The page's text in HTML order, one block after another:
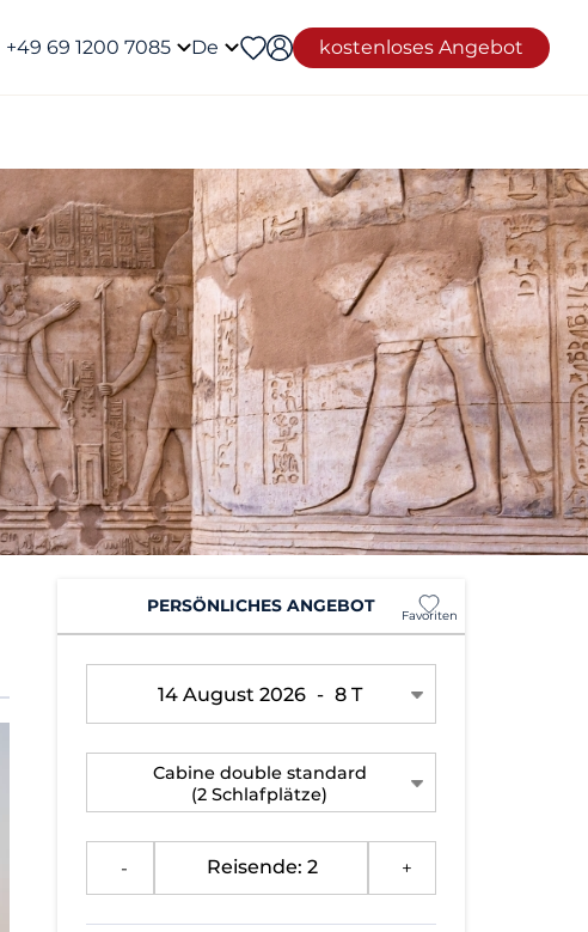
+49 69 1200 7085 De kostenloses Angebot
PERSÖNLICHES ANGEBOT Favoriten
14 August 2026 - 8 T
Cabine double standard
(2 Schlafplätze)
Reisende: 2